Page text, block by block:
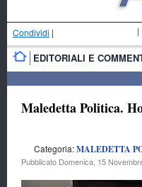
Condividi |
EDITORIALI E
Maledetta Politica.
Categoria:MALEDETTA
Pubblicato Domenica, 15